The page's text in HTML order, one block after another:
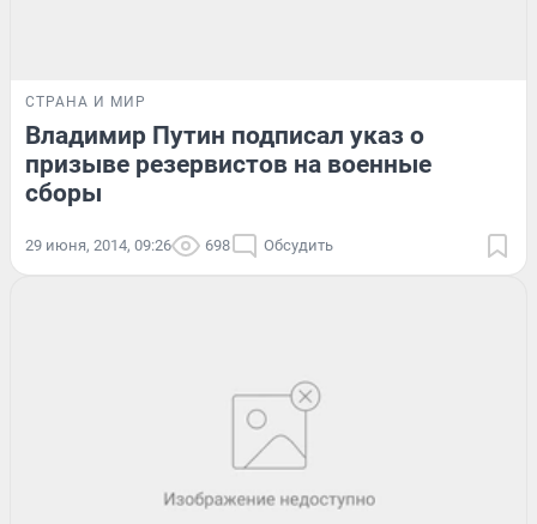
СТРАНА И МИР
Владимир Путин подписал указ о
призыве резервистов на военные
сборы
29 июня, 2014, 09:26 698 Обсудить